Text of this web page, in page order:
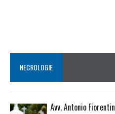
NECROLOGIE
Avv. Antonio Fiorentin